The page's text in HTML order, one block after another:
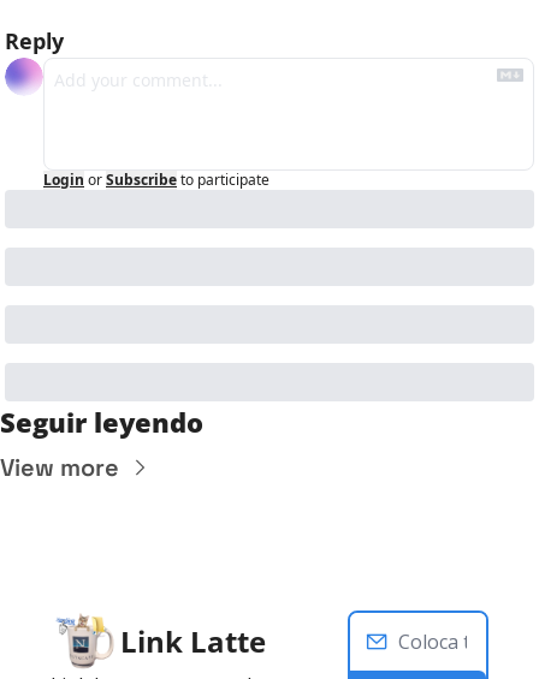
Reply
Login orSubscribeto participate
Seguir leyendo
View more
Link Latte